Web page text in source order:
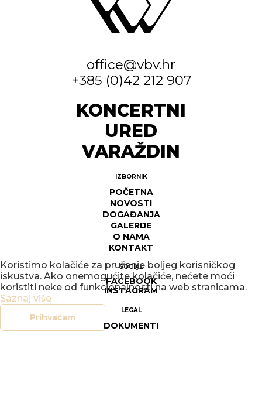
office@vbv.hr
+385 (0)42 212 907
KONCERTNI
URED
VARAŽDIN
IZBORNIK
POČETNA
NOVOSTI
DOGAĐANJA
GALERIJE
O NAMA
KONTAKT
SOCIAL
FACEBOOK
INSTAGRAM
LEGAL
DOKUMENTI
Koristimo kolačiće za pružanje boljeg korisničkog
iskustva. Ako onemogućite kolačiće, nećete moći
koristiti neke od funkcionalnosti na web stranicama.
Saznaj više
Prihvaćam